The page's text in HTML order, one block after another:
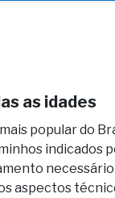
as idades
popular do
indicados
aspectos